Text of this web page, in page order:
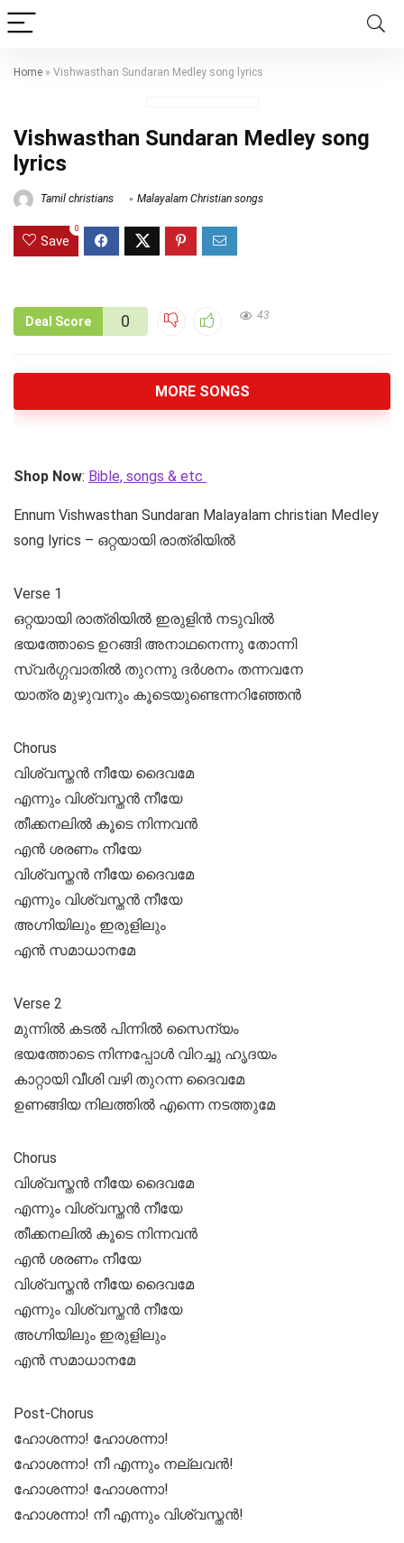
Home » Vishwasthan Sundaran Medley song lyrics
Vishwasthan Sundaran Medley song
lyrics
Tamil christians Malayalam Christian songs
Save
0
Deal Score 0 43
MORE SONGS
Shop Now: Bible, songs & etc
Ennum Vishwasthan Sundaran Malayalam christian Medley
song lyrics – ഒറ്റയായി രാത്രിയിൽ
Verse 1
ഒറ്റയായി രാത്രിയിൽ ഇരുളിൻ നടുവിൽ
ഭയത്തോടെ ഉറങ്ങി അനാഥനെന്നു തോന്നി
സ്വർഗ്ഗവാതിൽ തുറന്നു ദർശനം തന്നവനേ
യാത്ര മുഴുവനും കൂടെയുണ്ടെന്നറിഞ്ഞേൻ
Chorus
വിശ്വസ്തൻ നീയേ ദൈവമേ
എന്നും വിശ്വസ്തൻ നീയേ
തീക്കനലിൽ കൂടെ നിന്നവൻ
എൻ ശരണം നീയേ
വിശ്വസ്തൻ നീയേ ദൈവമേ
എന്നും വിശ്വസ്തൻ നീയേ
അഗ്നിയിലും ഇരുളിലും
എൻ സമാധാനമേ
Verse 2
മുന്നിൽ കടൽ പിന്നിൽ സൈന്യം
ഭയത്തോടെ നിന്നപ്പോൾ വിറച്ചു ഹൃദയം
കാറ്റായി വീശി വഴി തുറന്ന ദൈവമേ
ഉണങ്ങിയ നിലത്തിൽ എന്നെ നടത്തുമേ
Chorus
വിശ്വസ്തൻ നീയേ ദൈവമേ
എന്നും വിശ്വസ്തൻ നീയേ
തീക്കനലിൽ കൂടെ നിന്നവൻ
എൻ ശരണം നീയേ
വിശ്വസ്തൻ നീയേ ദൈവമേ
എന്നും വിശ്വസ്തൻ നീയേ
അഗ്നിയിലും ഇരുളിലും
എൻ സമാധാനമേ
Post-Chorus
ഹോശന്നാ! ഹോശന്നാ!
ഹോശന്നാ! നീ എന്നും നല്ലവൻ!
ഹോശന്നാ! ഹോശന്നാ!
ഹോശന്നാ! നീ എന്നും വിശ്വസ്തൻ!